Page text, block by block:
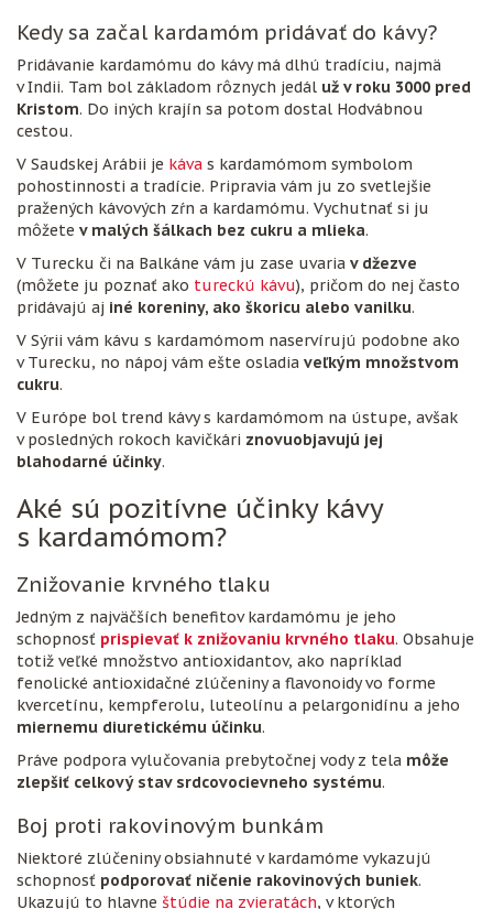
Kedy sa začal kardamóm pridávať do kávy?
Pridávanie kardamómu do kávy má dlhú tradíciu, najmä
v Indii. Tam bol základom rôznych jedál už v roku 3000 pred
Kristom. Do iných krajín sa potom dostal Hodvábnou
cestou.
V Saudskej Arábii je káva s kardamómom symbolom
pohostinnosti a tradície. Pripravia vám ju zo svetlejšie
pražených kávových zŕn a kardamómu. Vychutnať si ju
môžete v malých šálkach bez cukru a mlieka.
V Turecku či na Balkáne vám ju zase uvaria v džezve
(môžete ju poznať ako tureckú kávu), pričom do nej často
pridávajú aj iné koreniny, ako škoricu alebo vanilku.
V Sýrii vám kávu s kardamómom naservírujú podobne ako
v Turecku, no nápoj vám ešte osladia veľkým množstvom
cukru.
V Európe bol trend kávy s kardamómom na ústupe, avšak
v posledných rokoch kavičkári znovuobjavujú jej
blahodarné účinky.
Aké sú pozitívne účinky kávy
s kardamómom?
Znižovanie krvného tlaku
Jedným z najväčších benefitov kardamómu je jeho
schopnosť prispievať k znižovaniu krvného tlaku. Obsahuje
totiž veľké množstvo antioxidantov, ako napríklad
fenolické antioxidačné zlúčeniny a flavonoidy vo forme
kvercetínu, kempferolu, luteolínu a pelargonidínu a jeho
miernemu diuretickému účinku.
Práve podpora vylučovania prebytočnej vody z tela môže
zlepšiť celkový stav srdcovocievneho systému.
Boj proti rakovinovým bunkám
Niektoré zlúčeniny obsiahnuté v kardamóme vykazujú
schopnosť podporovať ničenie rakovinových buniek.
Ukazujú to hlavne štúdie na zvieratách, v ktorých